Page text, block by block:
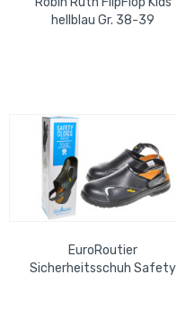
hellblau Gr. 38-39
EuroRoutier
Sicherheitsschuh Safety